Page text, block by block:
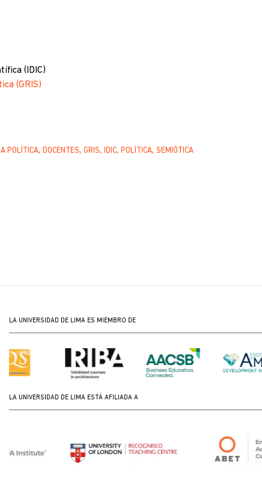
(IDIC)
(GRIS)
POLÍTICA DOCENTES GRIS IDIC POLÍTICA SEMIÓTICA
LA UNIVERSIDAD DE LIMA ES MIEMBRO DE
LA UNIVERSIDAD DE LIMA ESTÁ AFILIADA A